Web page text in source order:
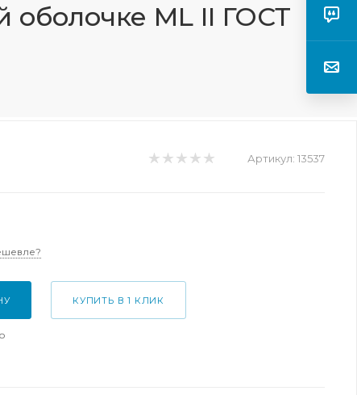
ML II ГОСТ
Артикул: 13537
КУПИТЬ В 1 КЛИК